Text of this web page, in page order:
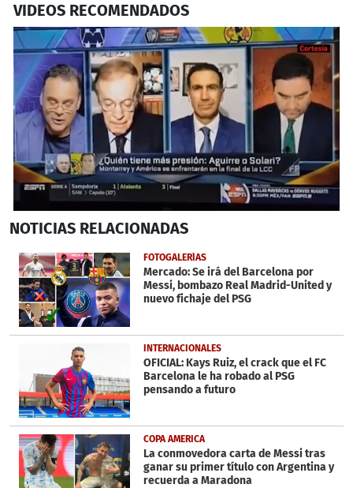
VIDEOS RECOMENDADOS
seconds
22
seconds
Próximo
NOTICIAS RELACIONADAS
FOTOGALERÍAS
Mercado: Se irá del Barcelona por
Messi, bombazo Real Madrid-United y
nuevo fichaje del PSG
INTERNACIONALES
OFICIAL: Kays Ruiz, el crack que el FC
Barcelona le ha robado al PSG
pensando a futuro
COPA AMERICA
La conmovedora carta de Messi tras
ganar su primer título con Argentina y
recuerda a Maradona